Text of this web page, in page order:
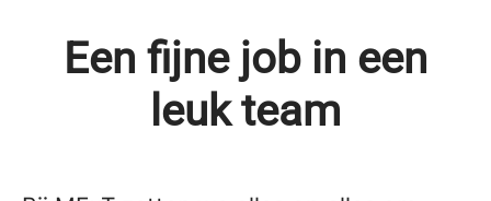
Een fijne job in een
leuk team